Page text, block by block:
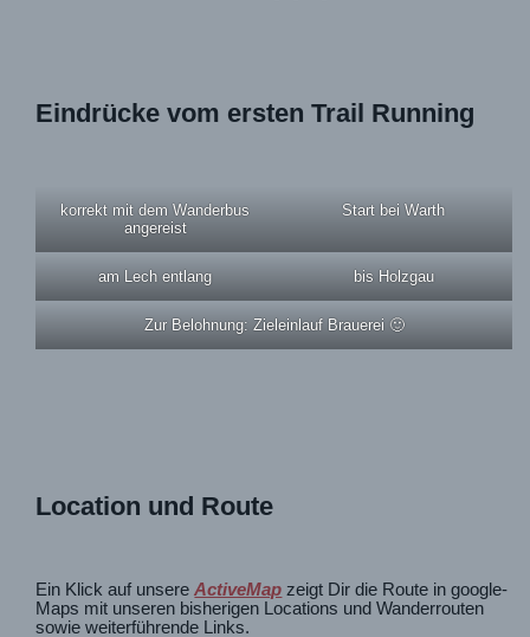
Eindrücke vom ersten Trail Running
korrekt mit dem Wanderbus
angereist
Start bei Warth
am Lech entlang bis Holzgau
Zur Belohnung: Zieleinlauf Brauerei 🙂
Location und Route
Ein Klick auf unsereActiveMap zeigt Dir die Route in google-
Maps mit unseren bisherigen Locations und Wanderrouten
sowie weiterführende Links.